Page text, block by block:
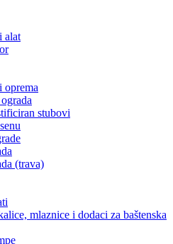
alat
oprema
stubovi
(trava)
mlaznice i dodaci za baštenska